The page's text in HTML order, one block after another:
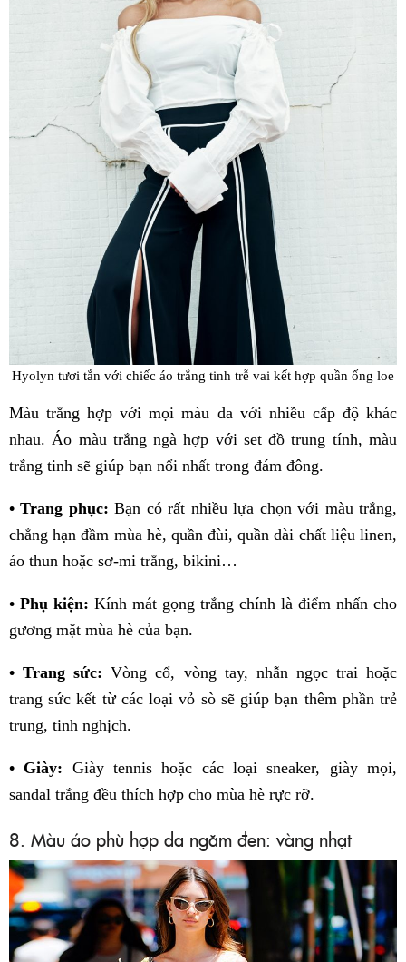
Hyolyn tươi tắn với chiếc áo trắng tinh trễ vai kết hợp quần ống loe
Màu trắng hợp với mọi màu da với nhiều cấp độ khác
nhau. Áo màu trắng ngà hợp với set đồ trung tính, màu
trắng tinh sẽ giúp bạn nổi nhất trong đám đông.
• Trang phục: Bạn có rất nhiều lựa chọn với màu trắng,
chẳng hạn đầm mùa hè, quần đùi, quần dài chất liệu linen,
áo thun hoặc sơ-mi trắng, bikini…
• Phụ kiện: Kính mát gọng trắng chính là điểm nhấn cho
gương mặt mùa hè của bạn.
• Trang sức: Vòng cổ, vòng tay, nhẫn ngọc trai hoặc
trang sức kết từ các loại vỏ sò sẽ giúp bạn thêm phần trẻ
trung, tinh nghịch.
• Giày: Giày tennis hoặc các loại sneaker, giày mọi,
sandal trắng đều thích hợp cho mùa hè rực rỡ.
8. Màu áo phù hợp da ngăm đen: vàng nhạt